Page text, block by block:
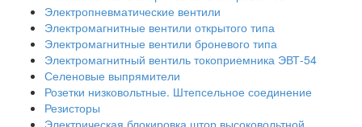
Электропневматические вентили
Электромагнитные вентили открытого типа
Электромагнитные вентили броневого типа
Электромагнитный вентиль токоприемника ЭВТ-54
Селеновые выпрямители
Розетки низковольтные. Штепсельное соединение
Резисторы
Электрическая блокировка штор высоковольтной